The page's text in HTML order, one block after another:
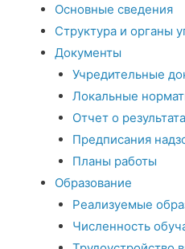
Основные сведения
Структура и органы
Документы
Учредительные
Локальные
Отчет о
Предписания
Планы работы
Образование
Реализуемые
Численность